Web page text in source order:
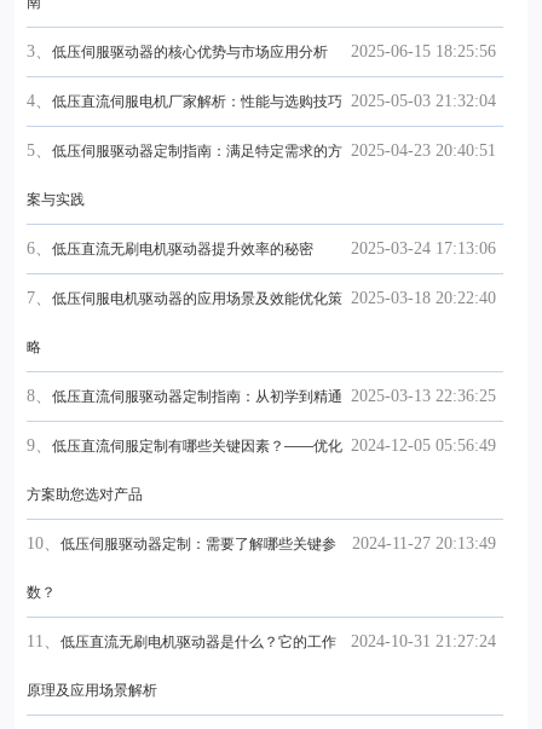
2025-06-15 18:25:56
3、 低压伺服驱动器的核心优势与市场应用分析
2025-05-03 21:32:04
4、 低压直流伺服电机厂家解析：性能与选购技巧
2025-04-23 20:40:51
5、 低压伺服驱动器定制指南：满足特定需求的方
案与实践
2025-03-24 17:13:06
6、 低压直流无刷电机驱动器提升效率的秘密
2025-03-18 20:22:40
7、 低压伺服电机驱动器的应用场景及效能优化策
略
2025-03-13 22:36:25
8、 低压直流伺服驱动器定制指南：从初学到精通
2024-12-05 05:56:49
9、 低压直流伺服定制有哪些关键因素？——优化
方案助您选对产品
2024-11-27 20:13:49
10、 低压伺服驱动器定制：需要了解哪些关键参
数？
2024-10-31 21:27:24
11、 低压直流无刷电机驱动器是什么？它的工作
原理及应用场景解析